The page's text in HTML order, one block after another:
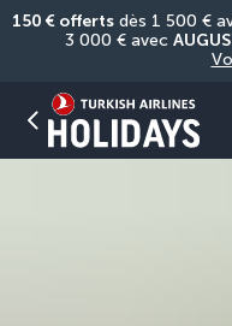
150 € offerts dès 1 500 €
3 000 € avec